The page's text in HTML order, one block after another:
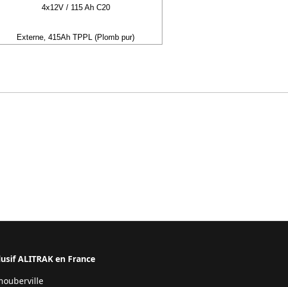
4x12V / 115 Ah C20
Externe, 415Ah TPPL (Plomb pur)
ALITRAK en France